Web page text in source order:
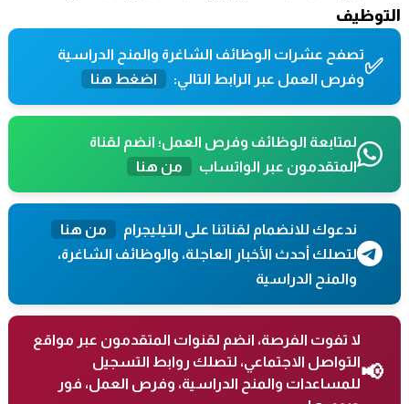
التوظيف
✅تصفح عشرات الوظائف الشاغرة والمنح الدراسية
وفرص العمل عبر الرابط التالي:
اضغط هنا
لمتابعة الوظائف وفرص العمل؛ انضم لقناة
المتقدمون عبر الواتساب
من هنا
ندعوك للانضمام لقناتنا على التيليجرام
من هنا
لتصلك أحدث الأخبار العاجلة، والوظائف الشاغرة،
والمنح الدراسية
📢
لا تفوت الفرصة، انضم لقنوات المتقدمون عبر مواقع
التواصل الاجتماعي، لتصلك روابط التسجيل
للمساعدات والمنح الدراسية، وفرص العمل، فور